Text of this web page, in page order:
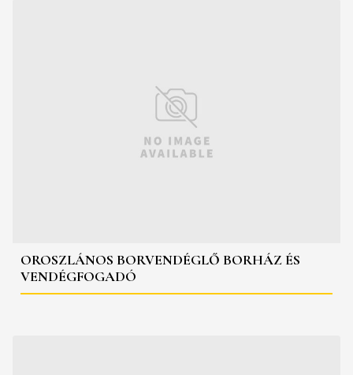
OROSZLÁNOS BORVENDÉGLŐ BORHÁZ ÉS
VENDÉGFOGADÓ